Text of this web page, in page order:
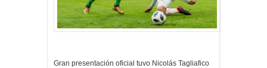
Gran presentación oficial tuvo Nicolás Tagliafico